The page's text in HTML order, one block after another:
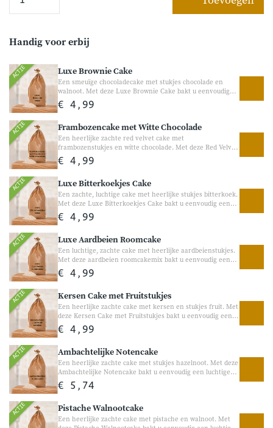
Handig voor erbij
ACTIE Luxe Brownie Cake
Een smeuïge chocoladecake met stukjes chocolade en
walnoot. Met deze Luxe Brownie Cake bakt u eenvoudig
een volle, rijke chocoladecake met echte chocoladestukjes,
amandel en walnoot. Perfect voor chocoladeliefhebbers en
traktatie tussendoor.
€ 4,99
ACTIE Frambozencake met Witte Chocolade
Een heerlijke zachte red velvet cake met
frambozenstukjes en witte chocolade. Met deze Red Velvet
Cake bakt u eenvoudig een luchtige cake met een subtiele
chocoladesmaak, frisse frambozen en stukjes witte
verjaardagen of een gezellig bakmoment thuis.
€ 4,99
ACTIE Luxe Bitterkoekjes Cake
Een zachte, luchtige cake met heerlijke stukjes bitterkoek.
Met deze Luxe Bitterkoekjes Cake bakt u eenvoudig een
heerlijke smeuïge cake met de warme smaak van echte
bitterkoekjes. Perfect voor bij de koffie, visite of als
€ 4,99
ACTIE Luxe Aardbeien Roomcake
Een luchtige, zachte cake met heerlijke aardbeienstukjes.
Met deze aardbeien roomcakemix bakt u eenvoudig een
heerlijke cake met een romige structuur en een zachte
aardbeiensmaak. Perfect voor bij de koffie, een verjaardag
€ 4,99
ACTIE Kersen Cake met Fruitstukjes
Een heerlijke zachte cake met kersen en stukjes fruit. Met
deze Kersen Cake met Fruitstukjes bakt u eenvoudig een
luchtige cake met een heerlijke kersensmaak en zachte
stukjes fruit. Perfect voor bij de koffie, visite of als
€ 4,99
ACTIE Ambachtelijke Notencake
Een heerlijke zachte cake met stukjes hazelnoot. Met deze
Ambachtelijke Notencake bakt u eenvoudig een luchtige
cake met een volle smaak en heerlijke stukjes hazelnoot.
Perfect voor bij de koffie, een gezellige brunch of als
€ 5,74
ACTIE Pistache Walnootcake
Een heerlijke zachte cake met pistache en walnoot. Met